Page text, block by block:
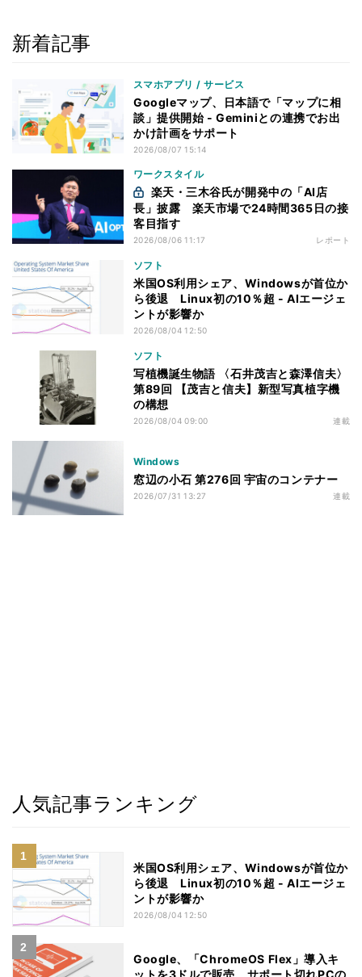
新着記事
スマホアプリ / サービス
Googleマップ、日本語で「マップに相
談」提供開始 - Geminiとの連携でお出
かけ計画をサポート
2026/08/07 15:14
ワークスタイル
長」披露 楽天市場で24時間365日の接
客目指す
2026/08/06 11:17 レポート
ソフト
米国OS利用シェア、Windowsが首位か
ら後退 Linux初の10％超 - AIエージェ
ントが影響か
2026/08/04 12:50
ソフト
写植機誕生物語 〈石井茂吉と森澤信夫〉
第89回 【茂吉と信夫】新型写真植字機
の構想
2026/08/04 09:00 連載
Windows
窓辺の小石 第276回 宇宙のコンテナー
2026/07/31 13:27 連載
人気記事ランキング
米国OS利用シェア、Windowsが首位か
ら後退 Linux初の10％超 - AIエージェ
ントが影響か
2026/08/04 12:50
Google、「ChromeOS Flex」導入キ
ットを3ドルで販売、サポート切れPCの